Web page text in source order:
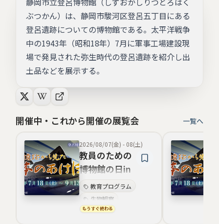
ぶつかん）は、静岡市駿河区登呂五丁目にある
登呂遺跡についての博物館である。太平洋戦争
中の1943年（昭和18年）7月に軍事工場建設現
場で発見された弥生時代の登呂遺跡を紹介し出
土品などを展示する。
開催中・これから開催の展覧会 一覧へ
2026/08/07(金) - 08(土)
教員のための
博物館の日in
登呂博物館
教育プログラム
生物観察
田んぼ体験
もうすぐ終わる